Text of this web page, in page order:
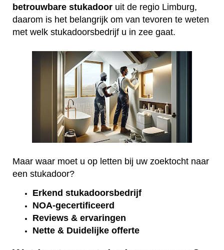
betrouwbare stukadoor uit de regio Limburg,
daarom is het belangrijk om van tevoren te weten
met welk stukadoorsbedrijf u in zee gaat.
Maar waar moet u op letten bij uw zoektocht naar
een stukadoor?
Erkend stukadoorsbedrijf
NOA-gecertificeerd
Reviews & ervaringen
Nette & Duidelijke offerte